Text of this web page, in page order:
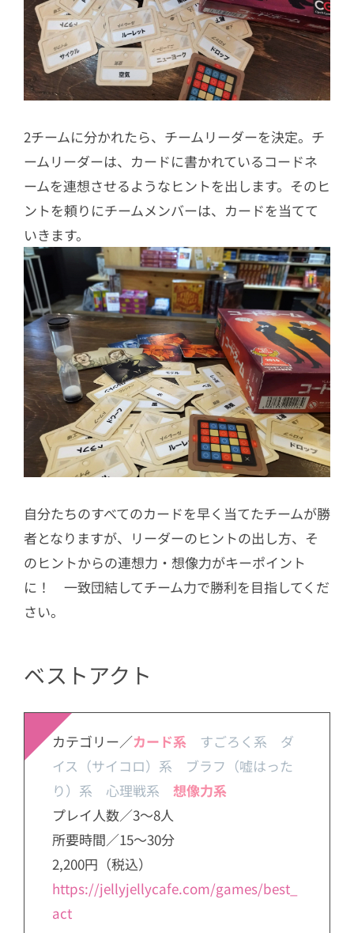
2チームに分かれたら、チームリーダーを決定。チ
ームリーダーは、カードに書かれているコードネ
ームを連想させるようなヒントを出します。そのヒ
ントを頼りにチームメンバーは、カードを当てて
いきます。
自分たちのすべてのカードを早く当てたチームが勝
者となりますが、リーダーのヒントの出し方、そ
のヒントからの連想力・想像力がキーポイント
に！ 一致団結してチーム力で勝利を目指してくだ
さい。
ベストアクト
カテゴリー／カード系 すごろく系 ダ
イス（サイコロ）系
ブラフ（嘘はった
り）系 心理戦系
想像力系
プレイ人数／3～8人
所要時間／15～30分
2,200円（税込）
https://jellyjellycafe.com/games/best_
act